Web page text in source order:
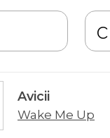
Avicii
Wake Me Up